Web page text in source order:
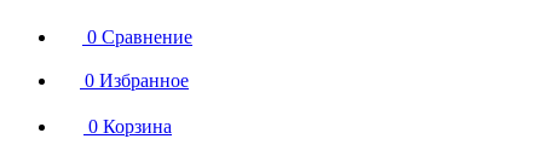
0 Сравнение
0 Избранное
0 Корзина